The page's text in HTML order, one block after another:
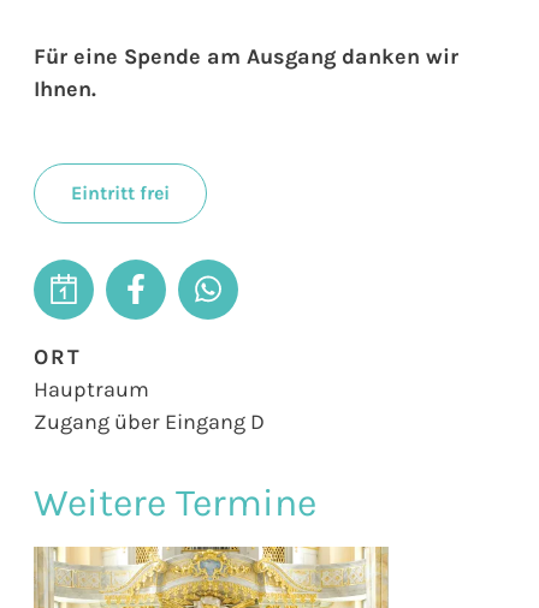
Für eine Spende am Ausgang danken wir
Ihnen.
Eintritt frei
ORT
Hauptraum
Zugang über Eingang D
Weitere Termine